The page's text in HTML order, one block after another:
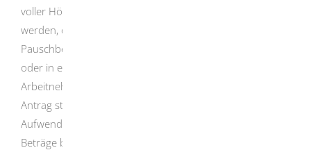
voller Höhe, sondern nur mit dem Betrag angesetzt
werden, der zum Beispiel den Arbeitnehmer-
Pauschbetrag von 1.230 Euro übersteigt. Verheiratete
oder in einer Lebensgemeinschaft lebende
Arbeitnehmerinnen bzw. Arbeitnehmer können den
Antrag stellen, wenn die hiernach zu berücksichtigenden
Aufwendungen beziehungsweise die abziehbaren
Beträge beider Partner zusammen mehr als 600 Euro